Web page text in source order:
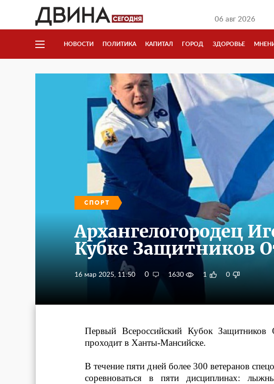
06 авг 2026
НОВОСТИ ПОЛИТИКА КАПИТАЛ ГОРОД ЗДОРОВЬЕ
СПОРТ
Архангелогородец
Кубке Защитников
16 мар 2025, 11:50 0 1630 1 0
Первый Всероссийский Кубок Защитников
проходит в Ханты-Мансийске.
В течение пяти дней более 300 ветеранов
соревноваться в пяти дисциплинах: